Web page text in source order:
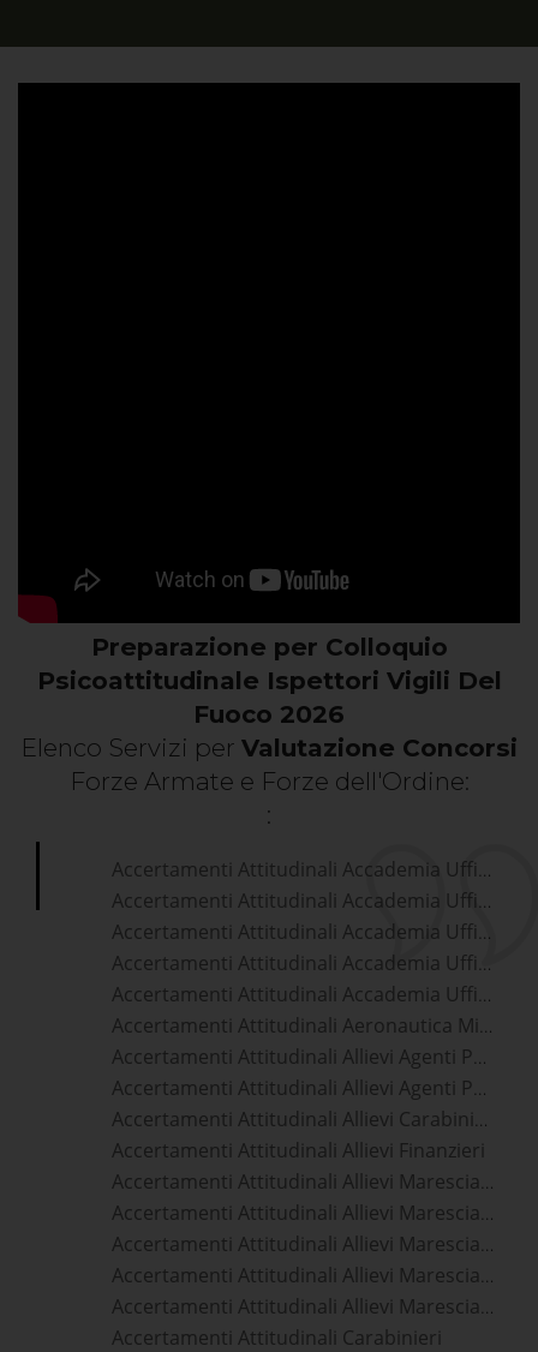
Preparazione per Colloquio
Psicoattitudinale Ispettori Vigili Del
Fuoco 2026
Elenco Servizi per Valutazione Concorsi
Forze Armate e Forze dell'Ordine:
:
Accertamenti Attitudinali Accademia Ufficiali Aeronautica Militare
Accertamenti Attitudinali Accademia Ufficiali Carabinieri
Accertamenti Attitudinali Accademia Ufficiali Esercito
Accertamenti Attitudinali Accademia Ufficiali Guardia Di Finanza
Accertamenti Attitudinali Accademia Ufficiali Marina Militare
Accertamenti Attitudinali Aeronautica Militare
Accertamenti Attitudinali Allievi Agenti Polizia Di Stato
Accertamenti Attitudinali Allievi Agenti Polizia Penitenziaria
Accertamenti Attitudinali Allievi Carabinieri
Accertamenti Attitudinali Allievi Finanzieri
Accertamenti Attitudinali Allievi Marescialli Aeronautica Militare
Accertamenti Attitudinali Allievi Marescialli Carabinieri
Accertamenti Attitudinali Allievi Marescialli Esercito
Accertamenti Attitudinali Allievi Marescialli Guardia Di Finanza
Accertamenti Attitudinali Allievi Marescialli Marina Militare
Accertamenti Attitudinali Carabinieri